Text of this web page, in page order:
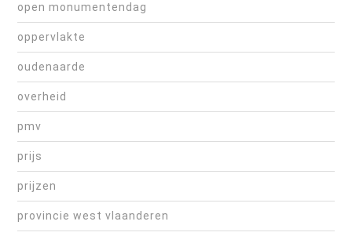
open monumentendag
oppervlakte
oudenaarde
overheid
pmv
prijs
prijzen
provincie west vlaanderen